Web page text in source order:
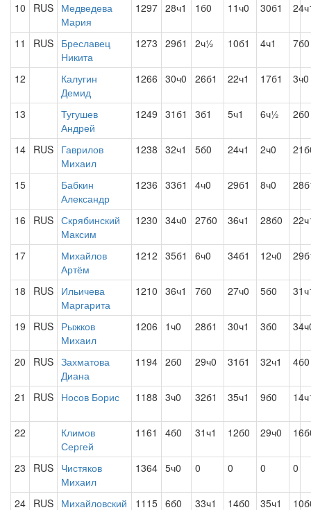
10 RUS Медведева
Мария
1297 28ч1 1б0 11ч0 30б1
11 RUS Бреславец
Никита
1273 29б1 2ч½ 10б1 4ч1 7б0
12
Калугин
Демид
1266 30ч0 26б1 22ч1 17б1 3ч0
13
Тугушев
Андрей
1249 31б1 3б1 5ч1 6ч½ 2б0
14 RUS Гаврилов
Михаил
1238 32ч1 5б0 24ч1 2ч0
15
Бабкин
Александр
1236 33б1 4ч0 29б1 8ч0
16 RUS Скрябинский
Максим
1230 34ч0 27б0 36ч1 28б0
17
Михайлов
Артём
1212 35б1 6ч0 34б1 12ч0
18 RUS Ильичева
Маргарита
1210 36ч1 7б0 27ч0 5б0
19 RUS Рыжков
Михаил
1206 1ч0 28б1 30ч1 3б0
20 RUS Захматова
Диана
1194 2б0 29ч0 31б1 32ч1 4б0
21 RUS Носов Борис 1188 3ч0 32б1 35ч1 9б0
22
Климов
Сергей
1161 4б0 31ч1 12б0 29ч0
23 RUS Чистяков
Михаил
1364 5ч0 0 0 0 0
24 RUS Михайловский 1115 6б0 33ч1 14б0 35ч1